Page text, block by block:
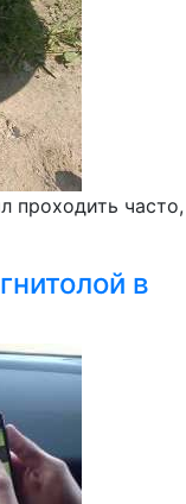
проходить часто,
в